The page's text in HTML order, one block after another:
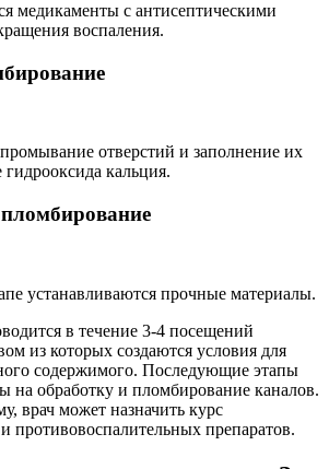
медикаменты с антисептическими
воспаления.
отверстий и заполнение их
гидрооксида кальция.
устанавливаются прочные материалы.
в течение 3-4 посещений
из которых создаются условия для
содержимого. Последующие этапы
на обработку и пломбирование каналов.
врач может назначить курс
противовоспалительных препаратов.